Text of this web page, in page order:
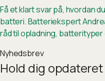
Få et klart svar på, hvordan
batteri. Batteriekspert
råd til opladning, batterityper
Nyhedsbrev
Hold dig